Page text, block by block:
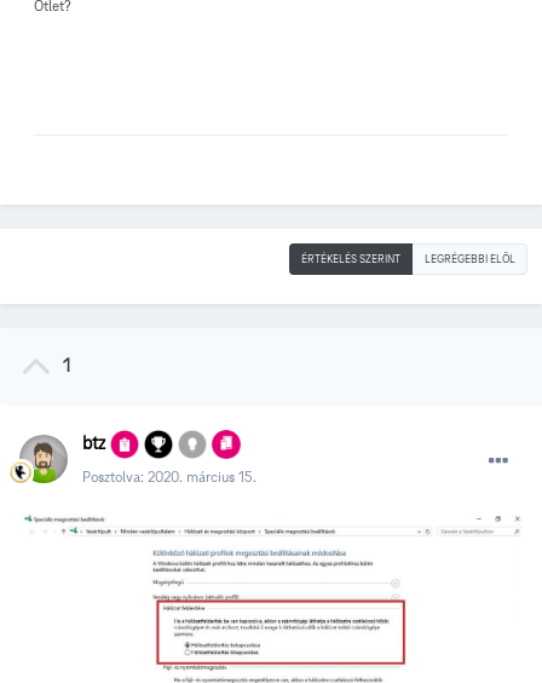
Ötlet?
ÉRTÉKELÉS SZERINT LEGRÉGEBBI ELÖL
1
btz
Posztolva: 2020. március 15.